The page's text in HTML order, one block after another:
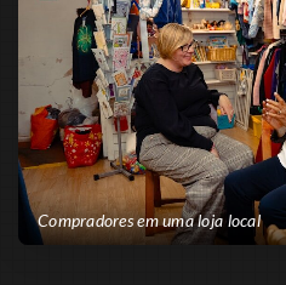
Compradores em uma loja local